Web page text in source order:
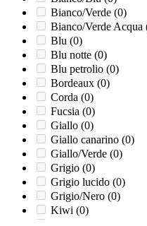
Bianco/Verde (0)
Bianco/Verde Acqua
Blu (0)
Blu notte (0)
Blu petrolio (0)
Bordeaux (0)
Corda (0)
Fucsia (0)
Giallo (0)
Giallo canarino (0)
Giallo/Verde (0)
Grigio (0)
Grigio lucido (0)
Grigio/Nero (0)
Kiwi (0)